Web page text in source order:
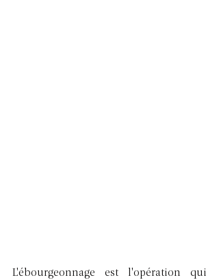
L'ébourgeonnage est l'opération qui